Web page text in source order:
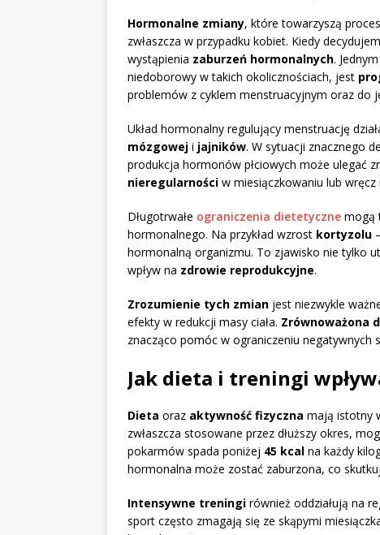
Hormonalne zmiany, które towarzyszą
zwłaszcza w przypadku kobiet. Kiedy
wystąpienia zaburzeń hormonalnych.
niedoborowy w takich okolicznościach, jest
problemów z cyklem menstruacyjnym oraz do
Układ hormonalny regulujący menstruację
mózgowej i jajników. W sytuacji znacznego
produkcja hormonów płciowych może ulegać
nieregularności w miesiączkowaniu lub wręcz
Długotrwałe ograniczenia dietetyczne mogą
hormonalnego. Na przykład wzrost kortyzolu
hormonalną organizmu. To zjawisko nie tylko
wpływ na zdrowie reprodukcyjne.
Zrozumienie tych zmian jest niezwykle
efekty w redukcji masy ciała. Zrównoważona
znacząco pomóc w ograniczeniu
Jak dieta i treningi
Dieta oraz aktywność fizyczna mają istotny
zwłaszcza stosowane przez dłuższy okres,
pokarmów spada poniżej 45 kcal na każdy
hormonalna może zostać zaburzona, co
Intensywne treningi również oddziałują na
sport często zmagają się ze skąpymi